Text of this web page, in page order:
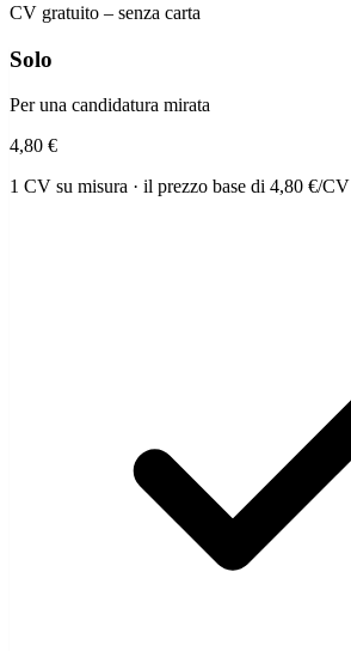
CV gratuito – senza carta
Solo
Per una candidatura mirata
4,80 €
1 CV su misura · il prezzo base di 4,80 €/CV